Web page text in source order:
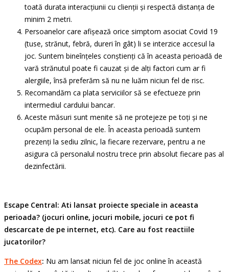
toată durata interacțiunii cu clienții și respectă distanța de
minim 2 metri.
Persoanelor care afișează orice simptom asociat Covid 19
(tuse, strănut, febră, dureri în gât) li se interzice accesul la
joc. Suntem bineînțeles conștienți că în aceasta perioadă de
vară strănutul poate fi cauzat și de alți factori cum ar fi
alergiile, însă preferăm să nu ne luăm niciun fel de risc.
Recomandăm ca plata serviciilor să se efectueze prin
intermediul cardului bancar.
Aceste măsuri sunt menite să ne protejeze pe toți și ne
ocupăm personal de ele. În aceasta perioadă suntem
prezenți la sediu zilnic, la fiecare rezervare, pentru a ne
asigura că personalul nostru trece prin absolut fiecare pas al
dezinfectării.
Escape Central: Ati lansat proiecte speciale in aceasta
perioada? (jocuri online, jocuri mobile, jocuri ce pot fi
descarcate de pe internet, etc). Care au fost reactiile
jucatorilor?
The Codex: Nu am lansat niciun fel de joc online în această